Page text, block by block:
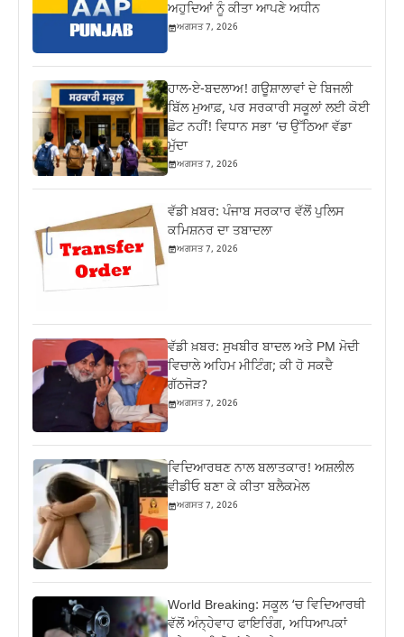
ਅਹੁਦਿਆਂ ਨੂੰ ਕੀਤਾ ਆਪਣੇ ਅਧੀਨ
ਅਗਸਤ 7, 2026
ਹਾਲ-ਏ-ਬਦਲਾਅ! ਗਊਸ਼ਾਲਾਵਾਂ ਦੇ ਬਿਜਲੀ
ਬਿੱਲ ਮੁਆਫ਼, ਪਰ ਸਰਕਾਰੀ ਸਕੂਲਾਂ ਲਈ ਕੋਈ
ਛੋਟ ਨਹੀਂ! ਵਿਧਾਨ ਸਭਾ ‘ਚ ਉੱਠਿਆ ਵੱਡਾ
ਮੁੱਦਾ
ਅਗਸਤ 7, 2026
ਵੱਡੀ ਖ਼ਬਰ: ਪੰਜਾਬ ਸਰਕਾਰ ਵੱਲੋਂ ਪੁਲਿਸ
ਕਮਿਸ਼ਨਰ ਦਾ ਤਬਾਦਲਾ
ਅਗਸਤ 7, 2026
ਵੱਡੀ ਖ਼ਬਰ: ਸੁਖਬੀਰ ਬਾਦਲ ਅਤੇ PM ਮੋਦੀ
ਵਿਚਾਲੇ ਅਹਿਮ ਮੀਟਿੰਗ; ਕੀ ਹੋ ਸਕਦੈ
ਗੱਠਜੋੜ?
ਅਗਸਤ 7, 2026
ਵਿਦਿਆਰਥਣ ਨਾਲ ਬਲਾਤਕਾਰ! ਅਸ਼ਲੀਲ
ਵੀਡੀਓ ਬਣਾ ਕੇ ਕੀਤਾ ਬਲੈਕਮੇਲ
ਅਗਸਤ 7, 2026
World Breaking: ਸਕੂਲ ‘ਚ ਵਿਦਿਆਰਥੀ
ਵੱਲੋਂ ਅੰਨ੍ਹੇਵਾਹ ਫਾਇਰਿੰਗ, ਅਧਿਆਪਕਾਂ